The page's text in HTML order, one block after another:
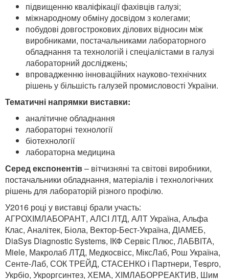
підвищенню кваліфікації фахівців галузі;
міжнародному обміну досвідом з колегами;
побудові довгострокових ділових відносин між
виробниками, постачальниками лабораторного
обладнання та технологій і спеціалістами в галузі
лабораторний досліджень;
впровадженню інноваційних науково-технічних
рішень у більшість галузей промисловості України.
Тематичні напрямки виставки:
аналітичне обладнання
лабораторні технології
біотехнології
лабораторна медицина
Серед експонентів– вітчизняні та світові виробники,
постачальники обладнання, матеріалів і технологічних
рішень для лабораторій різного профілю.
У2016 році у виставці брали участь:
АГРОХІМЛАБОРАНТ, АЛСІ ЛТД, АЛТ Україна, Альфа
Клас, Аналітек, Біола, Вектор-Бест-Україна, ДІАМЕБ,
DiaSys Diagnostic Systems, ІКФ Сервіс Плюс, ЛАБВІТА,
Мiele, Макролаб ЛТД, Медкосвісс, МіксЛаб, Рош Україна,
Сенте-Лаб, СОК ТРЕЙД, СТАСЕНКО і Партнери, Тespro,
Укрбіо, Укроргсинтез, ХЕМА, ХІМЛАБОРРЕАКТИВ, Шим